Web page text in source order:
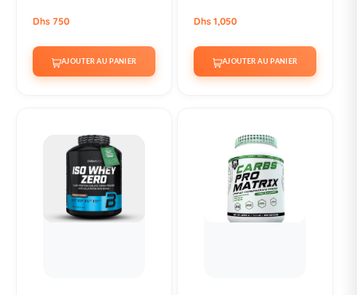
Dhs 750
AJOUTER AU PANIER
Dhs 1,050
AJOUTER AU PANIER